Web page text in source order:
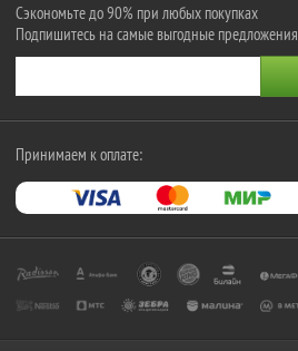
Сэкономьте до 90% при любых покупках
Подпишитесь на самые выгодные предложения
Принимаем к оплате: